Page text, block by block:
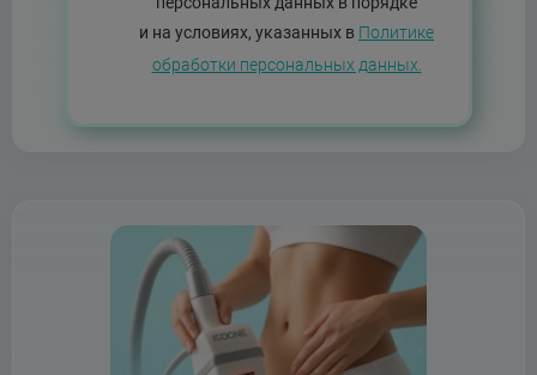
и на условиях, указанных в Политике
обработки персональных данных.